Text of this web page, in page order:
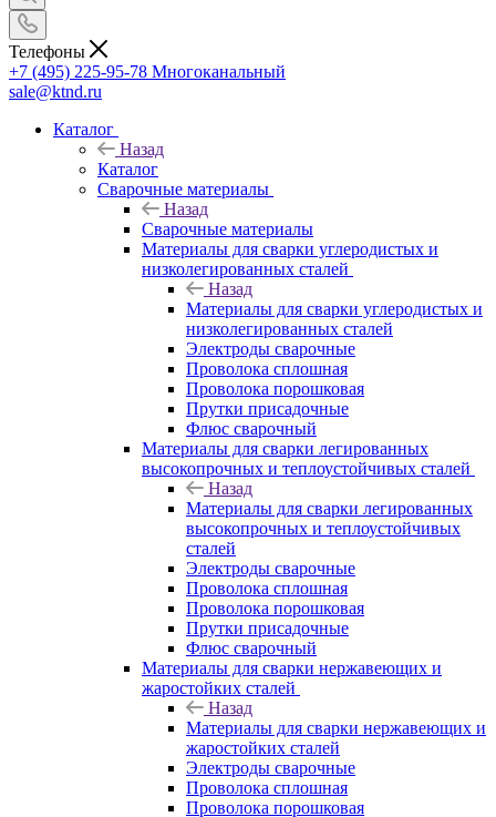
Телефоны
+7 (495) 225-95-78 Многоканальный
sale@ktnd.ru
Каталог
Назад
Каталог
Сварочные материалы
Назад
Сварочные материалы
Материалы для сварки углеродистых и
низколегированных сталей
Назад
Материалы для сварки углеродистых и
низколегированных сталей
Электроды сварочные
Проволока сплошная
Проволока порошковая
Прутки присадочные
Флюс сварочный
Материалы для сварки легированных
высокопрочных и теплоустойчивых сталей
Назад
Материалы для сварки легированных
высокопрочных и теплоустойчивых
сталей
Электроды сварочные
Проволока сплошная
Проволока порошковая
Прутки присадочные
Флюс сварочный
Материалы для сварки нержавеющих и
жаростойких сталей
Назад
Материалы для сварки нержавеющих и
жаростойких сталей
Электроды сварочные
Проволока сплошная
Проволока порошковая